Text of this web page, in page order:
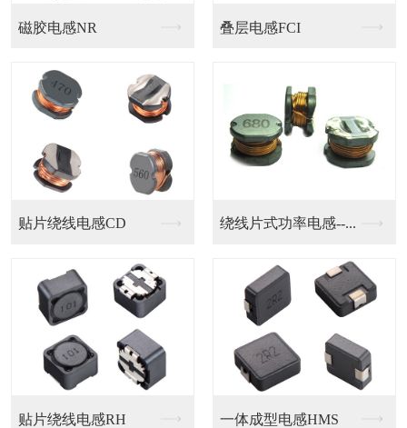
磁胶电感NR 叠层电感FCI
贴片绕线电感CD 绕线片式功率电感--...
贴片绕线电感RH 一体成型电感HMS